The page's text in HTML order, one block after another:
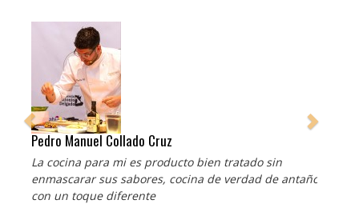
Pedro Manuel Collado Cruz
La cocina para mi es producto bien tratado sin
enmascarar sus sabores, cocina de verdad de antaño
con un toque diferente